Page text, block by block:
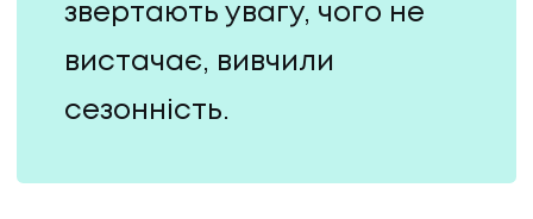
звертають увагу, чого не
вистачає, вивчили
сезонність.